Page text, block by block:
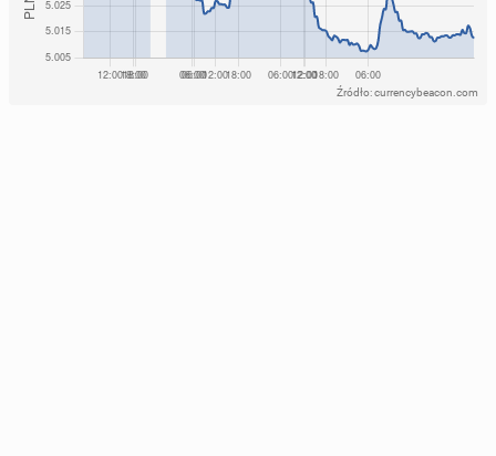
Źródło: currencybeacon.com